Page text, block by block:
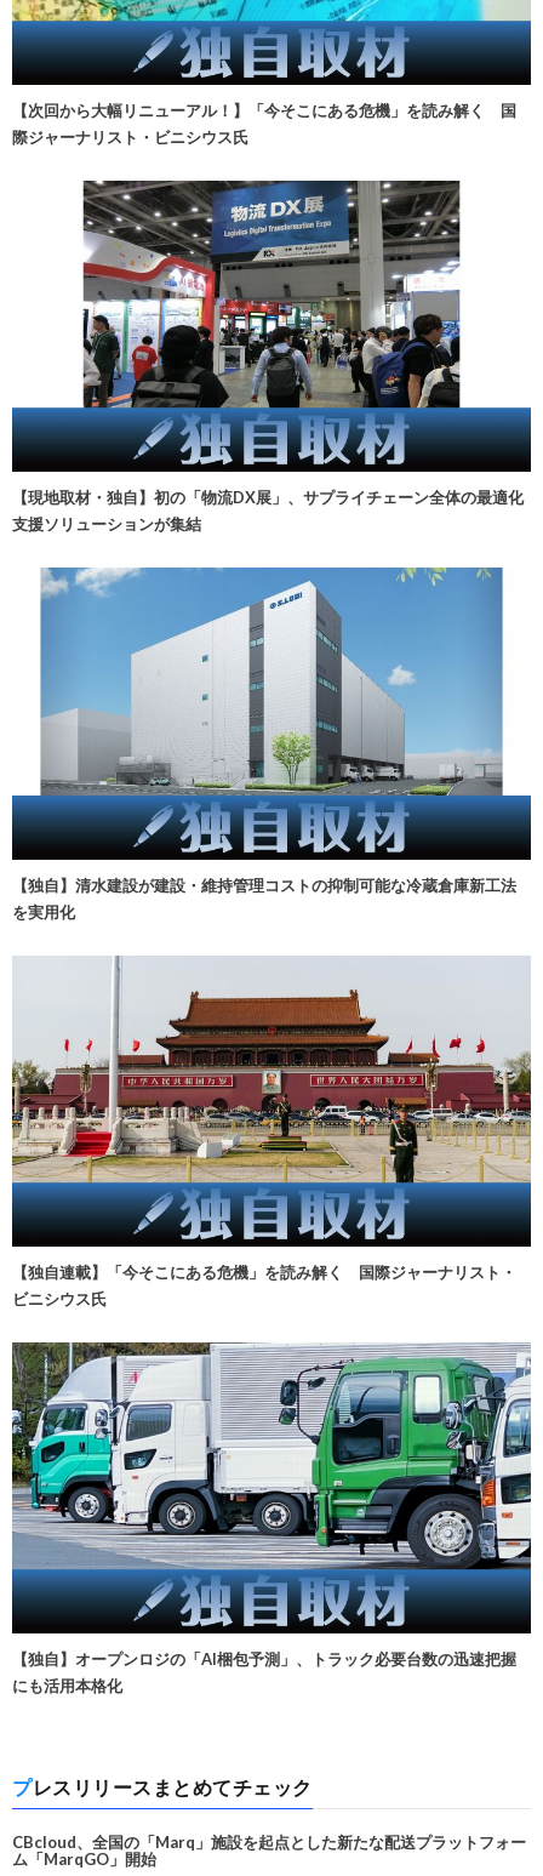
【次回から大幅リニューアル！】「今そこにある危機」を読み解く 国
際ジャーナリスト・ビニシウス氏
【現地取材・独自】初の「物流DX展」、サプライチェーン全体の最適化
支援ソリューションが集結
【独自】清水建設が建設・維持管理コストの抑制可能な冷蔵倉庫新工法
を実用化
【独自連載】「今そこにある危機」を読み解く 国際ジャーナリスト・
ビニシウス氏
【独自】オープンロジの「AI梱包予測」、トラック必要台数の迅速把握
にも活用本格化
プレスリリースまとめてチェック
CBcloud、全国の「Marq」施設を起点とした新たな配送プラットフォー
ム「MarqGO」開始